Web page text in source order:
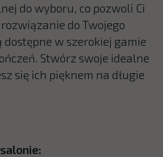
do wyboru, co pozwoli Ci
do Twojego
dostępne w szerokiej gamie
Stwórz swoje idealne
się ich pięknem na długie